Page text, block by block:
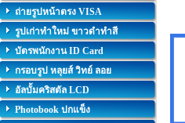
ถ่ายรูปหน้าตรง VISA
รูปเก่าทำใหม่ ขาวดำทำสี
บัตรพนักงาน ID Card
กรอบรูป หลุยส์ วิทย์ ลอย
อัลบั้มคริสตัล LCD
Photobook ปกแข็ง